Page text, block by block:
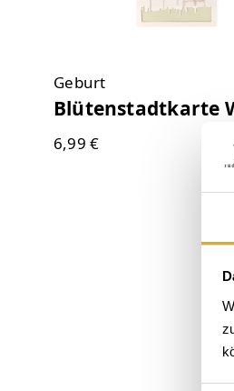
Geburt
Blütenstadtkarte Willkommen
6,99 €